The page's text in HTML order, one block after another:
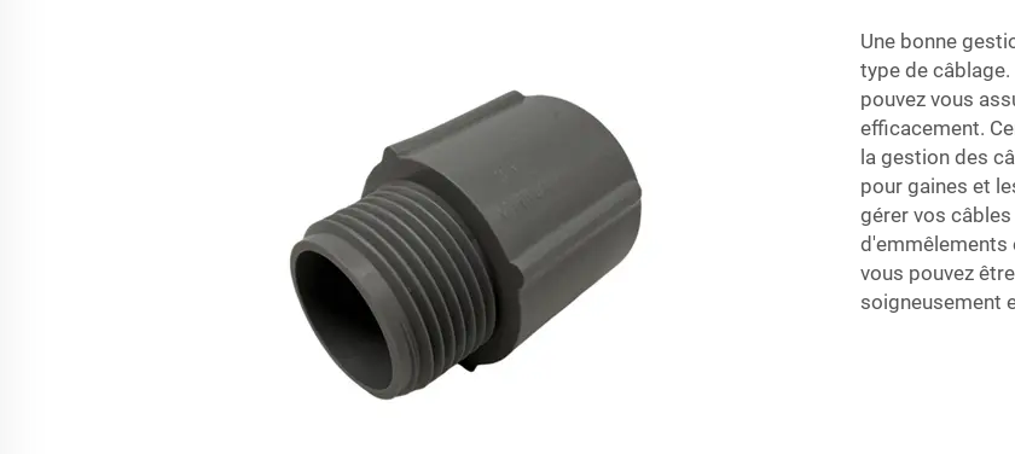
Une bonne
type de
pouvez vous
efficacement.
la gestion des
pour gaines et
gérer vos
d'emmêlements
vous pouvez
soigneusement